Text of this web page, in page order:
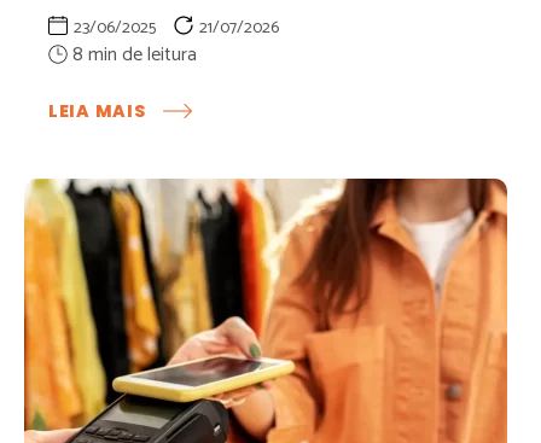
23/06/2025 21/07/2026
LEIA MAIS
ENTENDA
O
MARKETING
SENSORIAL
EM
SHOPPINGS
INFLUENCIA
O
CONSUMIDOR